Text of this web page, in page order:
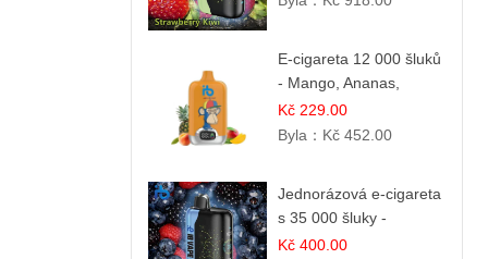
E-cigareta 12 000 šluků
- Mango, Ananas,
Broskev | Tropická
ovocná směs
Kč 229.00
Byla： Kč 452.00
Jednorázová e-cigareta
s 35 000 šluky -
Ostružina & Borůvka |
Kč 400.00